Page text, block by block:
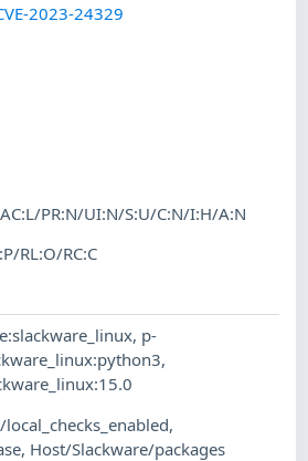
2023-24329
PR:N/UI:N/S:U/C:N/I:H/A:N
RL:O/RC:C
, p-
,
local_checks_enabled,
, Host/Slackware/packages